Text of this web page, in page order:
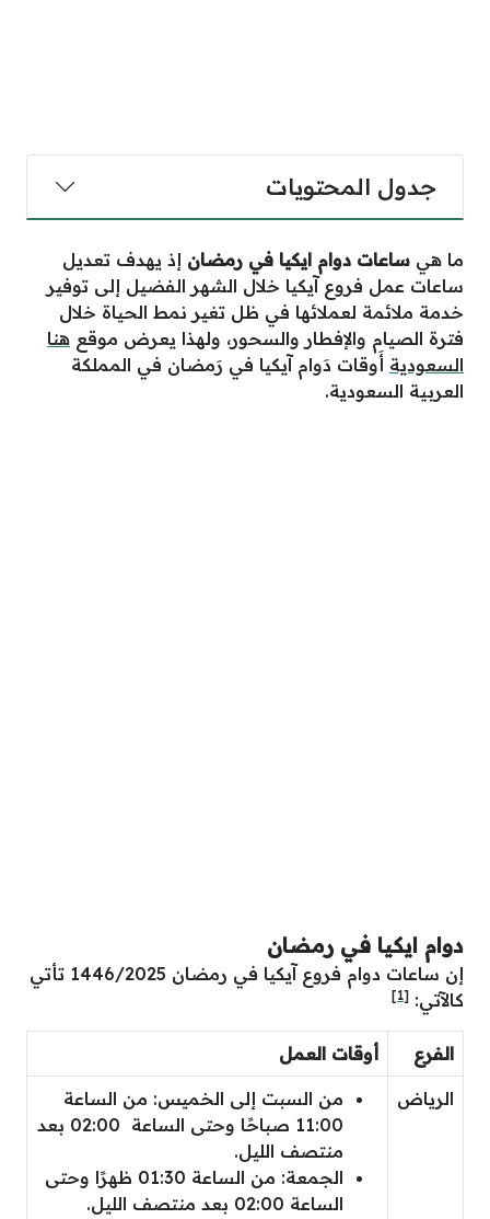
جدول المحتويات
ما هي ساعات دوام ايكيا في رمضان إذ يهدف تعديل
ساعات عمل فروع آيكيا خلال الشهر الفضيل إلى توفير
خدمة ملائمة لعملائها في ظل تغير نمط الحياة خلال
فترة الصيام والإفطار والسحور، ولهذا يعرض موقع هنا
السعودية أَوقات دَوام آيكيا في رَمضان في المملكة
العربية السعودية.
دوام ايكيا في رمضان
إن ساعات دوام فروع آيكيا في رمضان 1446/2025 تأتي
كالآتي: [1]
الفرع أوقات العمل
الرياض
من السبت إلى الخميس: من الساعة
11:00 صباحًا وحتى الساعة 02:00 بعد
منتصف الليل.
الجمعة: من الساعة 01:30 ظهرًا وحتى
الساعة 02:00 بعد منتصف الليل.